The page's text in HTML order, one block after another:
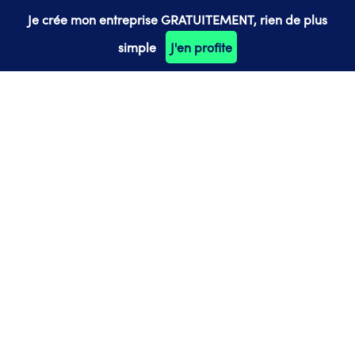
Je crée mon entreprise GRATUITEMENT, rien de plus
simple
J'en profite